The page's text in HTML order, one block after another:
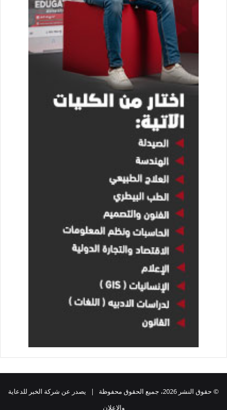
© حقوق النشر 2026، جميع الحقوق محفوظة | يصدر عن شركة الخبر للدعاية
والاعلان